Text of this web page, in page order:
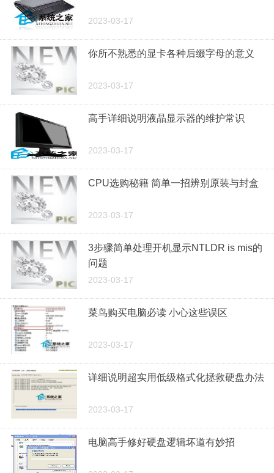
2023-03-17
你所不熟悉的显卡各种后缀字母的意义
2023-03-17
高手详细说明液晶显示器的维护常识
2023-03-17
CPU选购秘籍 简单一招辨别原装与封盒
2023-03-17
3步骤简单处理开机显示NTLDR is mis的
问题
2023-03-17
菜鸟购买电脑必读 小心这些误区
2023-03-17
详细说明超实用低级格式化拯救硬盘办法
2023-03-17
电脑高手修好硬盘逻辑坏道有妙招